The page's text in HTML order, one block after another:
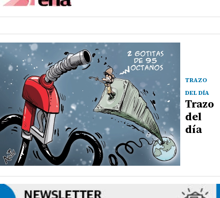
TRAZO
DEL DÍA
Trazo
del
día